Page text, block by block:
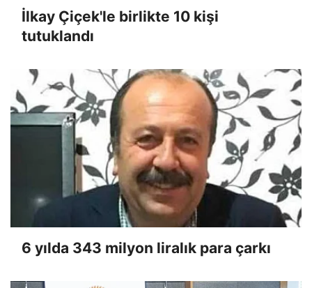
İlkay Çiçek'le birlikte 10 kişi
tutuklandı
6 yılda 343 milyon liralık para çarkı